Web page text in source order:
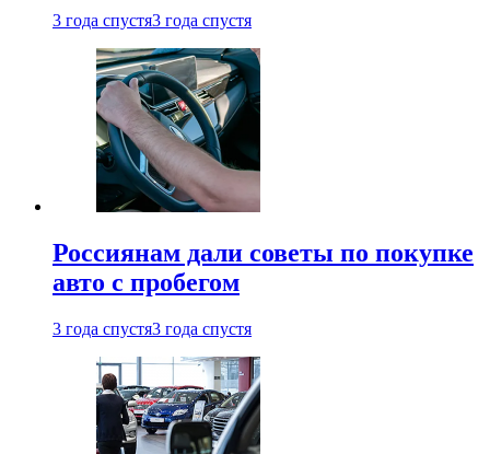
3 года спустя3 года спустя
Россиянам дали советы по покупке
авто с пробегом
3 года спустя3 года спустя